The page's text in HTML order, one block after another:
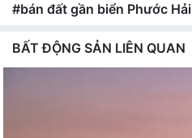
#bán đất gần biển Phước Hải
BẤT ĐỘNG SẢN LIÊN QUAN